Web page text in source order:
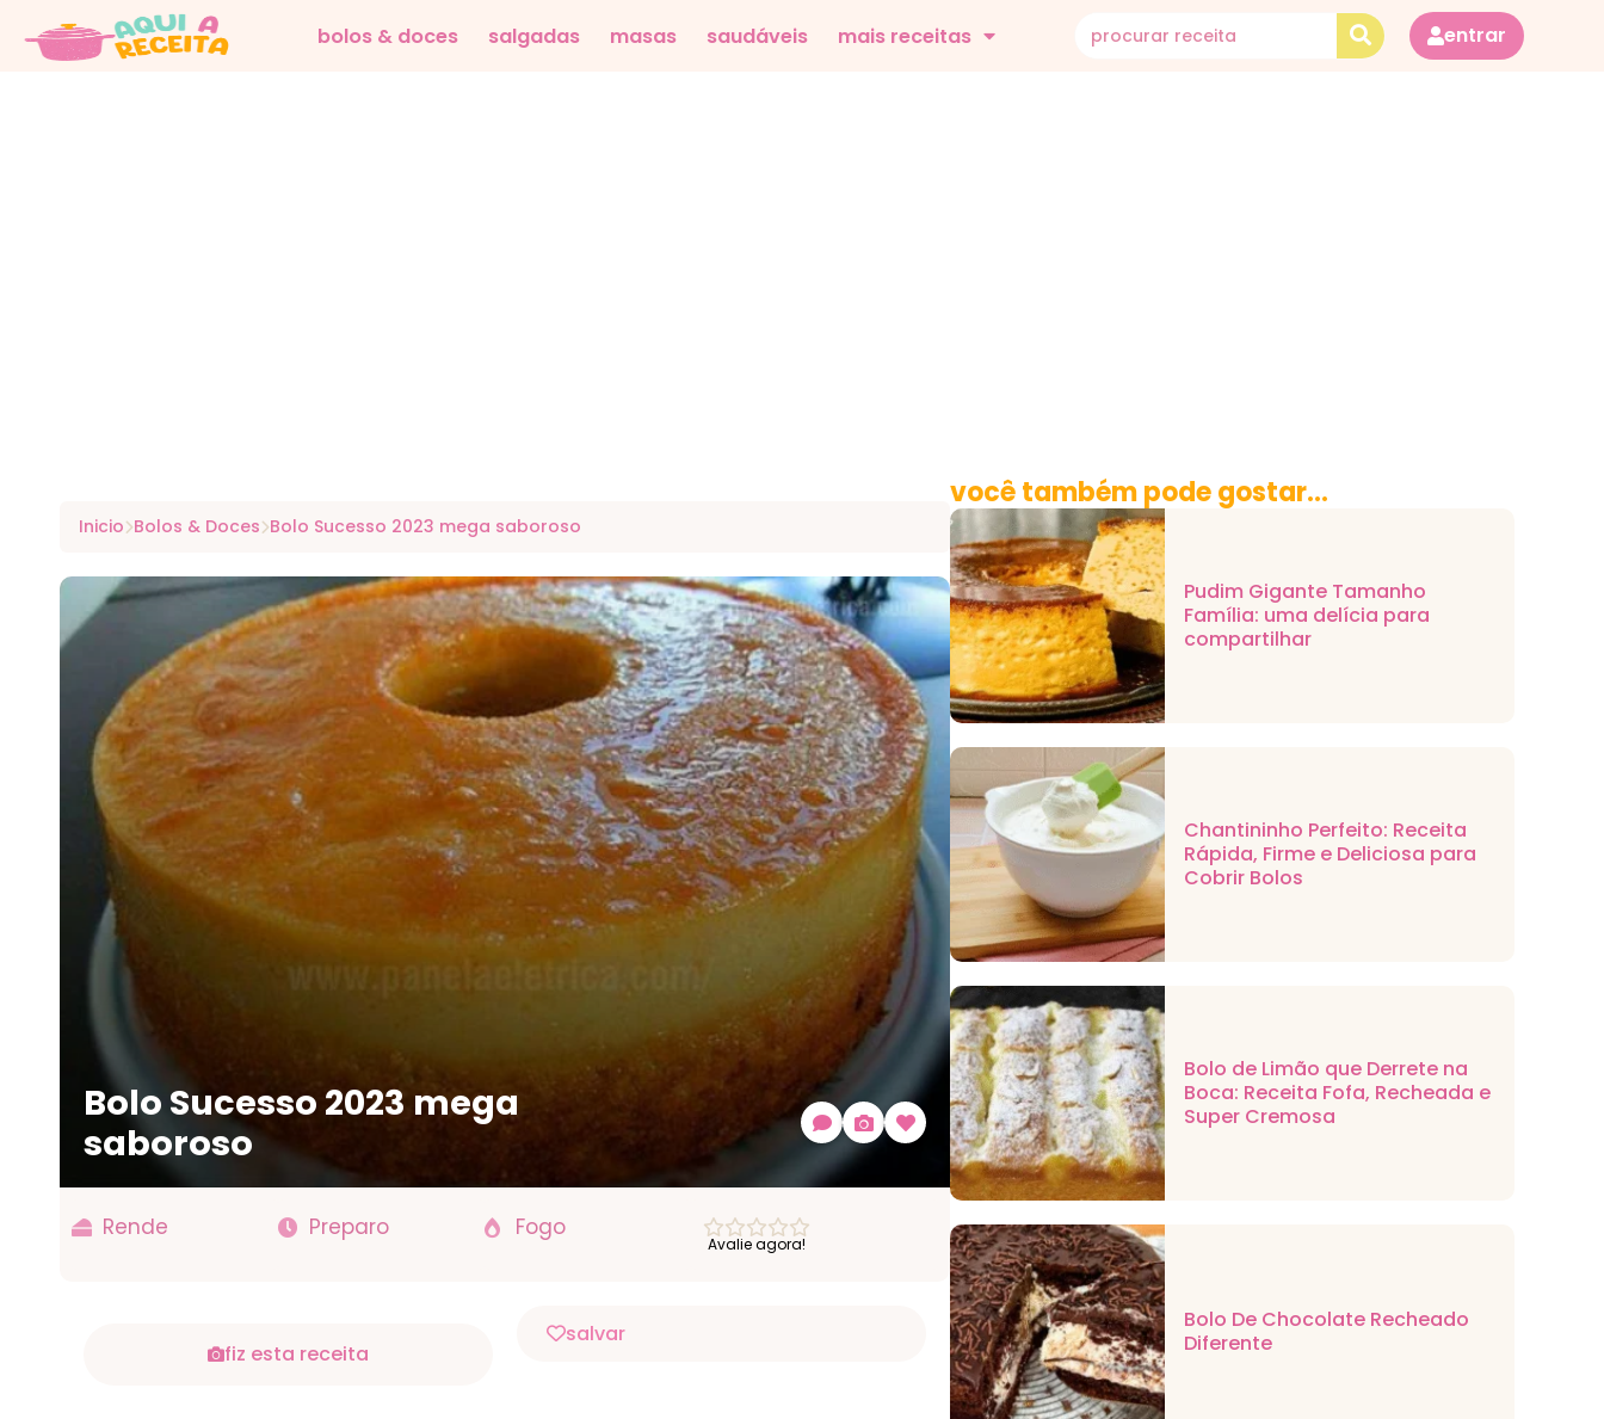
bolos & doces salgadas masas saudáveis mais receitas entrar
Inicio Bolos & Doces Bolo Sucesso 2023 mega saboroso
Bolo Sucesso 2023 mega
saboroso
Rende Preparo Fogo
Avalie agora!
fiz esta receita
salvar
você também pode gostar...
Pudim Gigante Tamanho
Família: uma delícia para
compartilhar
Chantininho Perfeito: Receita
Rápida, Firme e Deliciosa para
Cobrir Bolos
Bolo de Limão que Derrete na
Boca: Receita Fofa, Recheada e
Super Cremosa
Bolo De Chocolate Recheado
Diferente